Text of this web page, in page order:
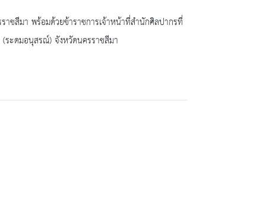
สีมา พร้อมด้วยข้าราชการเจ้าหน้าที่สำนักศิลปากรที่
(ระดมอนุสรณ์) จังหวัดนครราชสีมา